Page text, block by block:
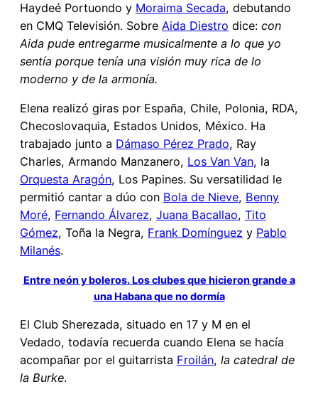
Haydeé Portuondo y Moraima Secada, debutando
en CMQ Televisión. Sobre Aida Diestro dice: con
Aida pude entregarme musicalmente a lo que yo
sentía porque tenía una visión muy rica de lo
moderno y de la armonía.
Elena realizó giras por España, Chile, Polonia, RDA,
Checoslovaquia, Estados Unidos, México. Ha
trabajado junto a Dámaso Pérez Prado, Ray
Charles, Armando Manzanero, Los Van Van, la
Orquesta Aragón, Los Papines. Su versatilidad le
permitió cantar a dúo con Bola de Nieve, Benny
Moré, Fernando Álvarez, Juana Bacallao, Tito
Gómez, Toña la Negra, Frank Domínguez y Pablo
Milanés.
Entre neón y boleros. Los clubes que hicieron grande a
una Habana que no dormía
El Club Sherezada, situado en 17 y M en el
Vedado, todavía recuerda cuando Elena se hacía
acompañar por el guitarrista Froilán, la catedral de
la Burke.